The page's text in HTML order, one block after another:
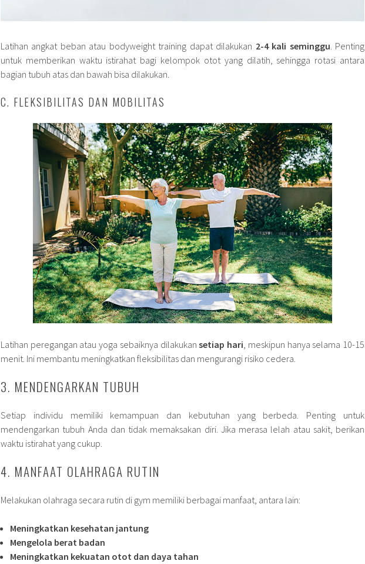
Latihan angkat beban atau bodyweight training dapat dilakukan 2-4 kali seminggu. Penting
untuk memberikan waktu istirahat bagi kelompok otot yang dilatih, sehingga rotasi antara
bagian tubuh atas dan bawah bisa dilakukan.
C. FLEKSIBILITAS DAN MOBILITAS
Latihan peregangan atau yoga sebaiknya dilakukansetiap hari, meskipun hanya selama 10-15
menit. Ini membantu meningkatkan fleksibilitas dan mengurangi risiko cedera.
3. MENDENGARKAN TUBUH
Setiap individu memiliki kemampuan dan kebutuhan yang berbeda. Penting untuk
mendengarkan tubuh Anda dan tidak memaksakan diri. Jika merasa lelah atau sakit, berikan
waktu istirahat yang cukup.
4. MANFAAT OLAHRAGA RUTIN
Melakukan olahraga secara rutin di gym memiliki berbagai manfaat, antara lain:
Meningkatkan kesehatan jantung
Mengelola berat badan
Meningkatkan kekuatan otot dan daya tahan